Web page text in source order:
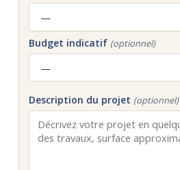
Budget indicatif (optionnel)
Description du projet (optionnel)